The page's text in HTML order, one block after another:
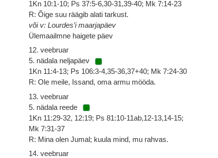
1Kn 10:1-10; Ps 37:5-6,30-31,39-40; Mk 7:14-23
R: Õige suu räägib alati tarkust.
või v: Lourdes’i maarjapäev
Ülemaailmne haigete päev
12. veebruar
5. nädala neljapäev
1Kn 11:4-13; Ps 106:3-4,35-36,37+40; Mk 7:24-30
R: Ole meile, Issand, oma armu mööda.
13. veebruar
5. nädala reede
1Kn 11:29-32, 12:19; Ps 81:10-11ab,12-13,14-15;
Mk 7:31-37
R: Mina olen Jumal; kuula mind, mu rahvas.
14. veebruar